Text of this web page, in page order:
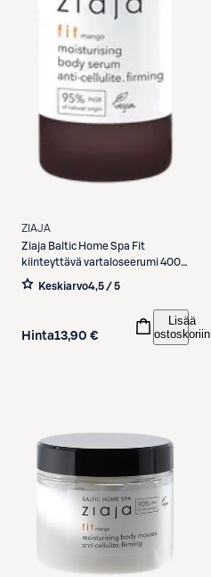
ZIAJA
Ziaja Baltic Home Spa Fit
kiinteyttävä vartaloseerumi 400
ml
Keskiarvo4,5 / 5
Hinta13,90 €
Lisää
ostoskoriin